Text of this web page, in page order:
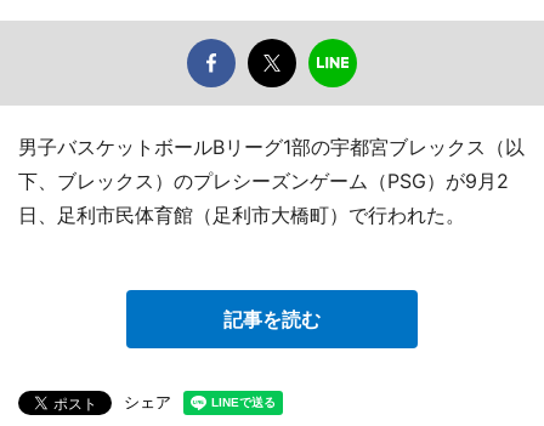
男子バスケットボールBリーグ1部の宇都宮ブレックス（以
下、ブレックス）のプレシーズンゲーム（PSG）が9月2
日、足利市民体育館（足利市大橋町）で行われた。
記事を読む
シェア